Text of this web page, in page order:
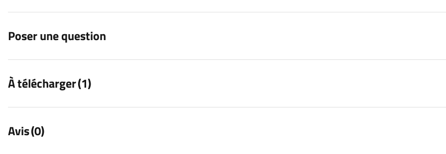
Poser une question
À télécharger(1)
Avis(0)